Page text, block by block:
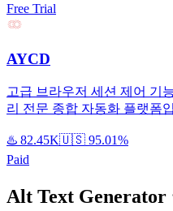
Free Trial
AYCD
고급 브라우저 세션 제어 기
리 전문 종합 자동화 플랫폼
♨️ 82.45K🇺🇸 95.01%
Paid
Alt Text Generator